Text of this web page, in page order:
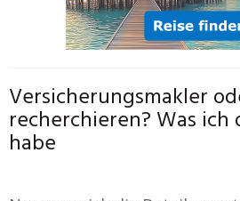
Versicherungsmakler
recherchieren? Was
habe